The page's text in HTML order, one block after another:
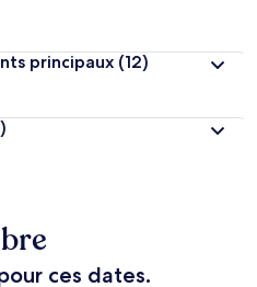
principaux (12)
ces dates.